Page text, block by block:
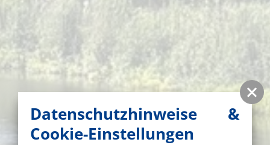
Datenschutzhinweise &
Cookie-Einstellungen